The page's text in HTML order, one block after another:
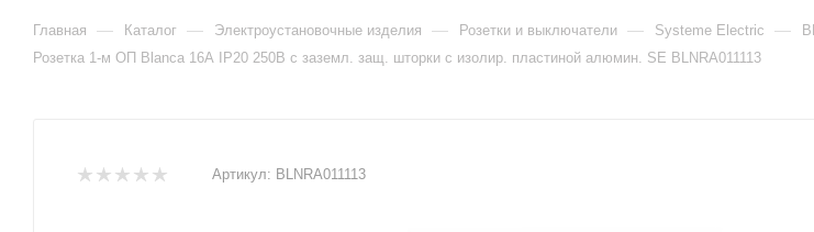
Главная — Каталог — Электроустановочные изделия — Розетки и выключатели — Systeme Electric —
Розетка 1-м ОП Blanca 16А IP20 250В с заземл. защ. шторки с изолир. пластиной алюмин. SE BLNRA011113
Артикул: BLNRA011113